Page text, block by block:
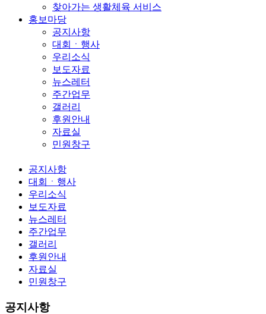
찾아가는 생활체육 서비스
홍보마당
공지사항
대회ㆍ행사
우리소식
보도자료
뉴스레터
주간업무
갤러리
후원안내
자료실
민원창구
공지사항
대회ㆍ행사
우리소식
보도자료
뉴스레터
주간업무
갤러리
후원안내
자료실
민원창구
공지사항